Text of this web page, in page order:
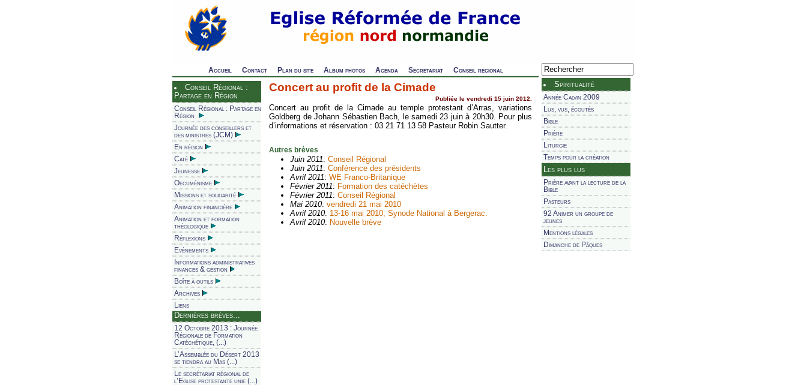
Accueil Contact Plan du site Album photos Agenda Secrétariat Conseil régional
Conseil Régional :
Partage en Région
Conseil Régional : Partage en
Région
Journée des conseillers et
des ministres (JCM)
En région
Caté
Jeunesse
Oecuménisme
Missions et solidarité
Animation financière
Animation et formation
théologique
Réflexions
Evènements
Informations administratives
finances & gestion
Boîte à outils
Archives
Liens
Dernières brèves...
12 Octobre 2013 : Journée
Régionale de Formation
Catéchétique, (...)
L’Assemblée du Désert 2013
se tiendra au Mas (...)
Le secrétariat régional de
l’Eglise protestante unie (...)
Spiritualité
Année Calvin 2009
Lus, vus, écoutés
Bible
Prière
Liturgie
Temps pour la création
Les plus lus
Prière avant la lecture de la
Bible
Pasteurs
92 Animer un groupe de
jeunes
Mentions légales
Dimanche de Pâques
Concert au profit de la Cimade
Publiée le vendredi 15 juin 2012.
Concert au profit de la Cimade au temple protestant d’Arras, variations
Goldberg de Johann Sébastien Bach, le samedi 23 juin à 20h30. Pour plus
d’informations et réservation : 03 21 71 13 58 Pasteur Robin Sautter.
Autres brèves
Juin 2011: Conseil Régional
Juin 2011: Conférence des présidents
Avril 2011: WE Franco-Britanique
Février 2011: Formation des catéchètes
Février 2011: Conseil Régional
Mai 2010: vendredi 21 mai 2010
Avril 2010: 13-16 mai 2010, Synode National à Bergerac.
Avril 2010: Nouvelle brève